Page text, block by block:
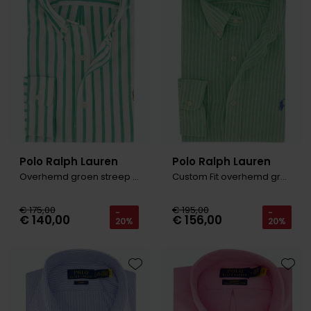
Polo Ralph Lauren
Overhemd groen streep wit
€ 175,00
€ 140,00 -
20%
Polo Ralph Lauren
Custom Fit overhemd groen linnen
€ 195,00
€ 156,00 -
20%
Toevoegen aan favorieten